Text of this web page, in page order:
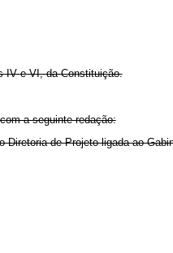
IVe VI, da Constituição.
a seguinte redação:
de Projeto ligada ao